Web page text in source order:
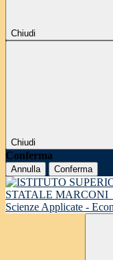
Chiudi
Chiudi
Conferma
Annulla Conferma
STATALE MARCONI
Scienze Applicate -